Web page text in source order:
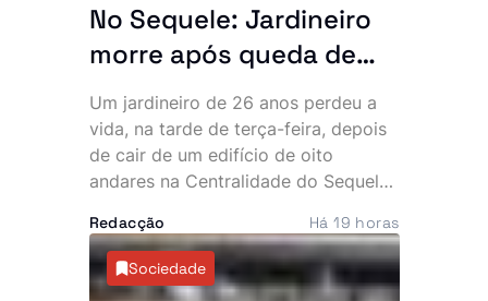
No Sequele: Jardineiro
morre após queda de
edifício de oito andares.
Família suspeita de
crime e rejeita hipótese
de suicídio
Um jardineiro de 26 anos perdeu a
vida, na tarde de terça-feira, depois
de cair de um edifício de oito
andares na Centralidade do Sequele,
circunstâncias da morte
permanecem envoltas em mistério e
já motivaram a abertura de uma
Redacção Há 19 horas
Sociedade